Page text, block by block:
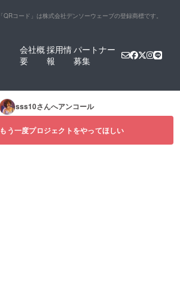
「QRコード」は株式会社デンソーウェーブの登録商標です。
会社概
要
採用情
報
パートナー
募集
sss10さんへアンコール
もう一度プロジェクトをやってほしい